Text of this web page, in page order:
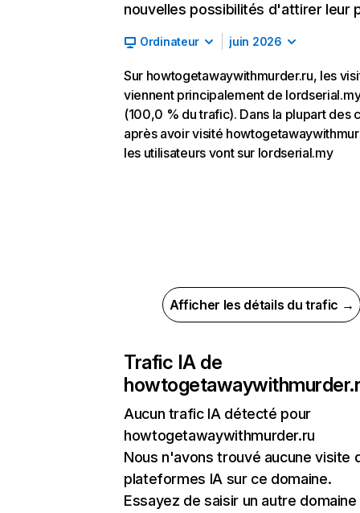
nouvelles possibilités d'attirer leur
Ordinateur juin 2026
Sur howtogetawaywithmurder.ru, les
viennent principalement de
(100,0 % du trafic). Dans la plupart des
après avoir visité
les utilisateurs vont sur lordserial.my
Afficher les détails du trafic →
Trafic IA de
Aucun trafic IA détecté pour
howtogetawaywithmurder.ru
Nous n'avons trouvé aucune visite
plateformes IA sur ce domaine.
Essayez de saisir un autre domaine